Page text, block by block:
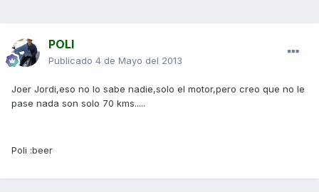
POLI
Publicado 4 de Mayo del 2013
Joer Jordi,eso no lo sabe nadie,solo el motor,pero creo que no le
pase nada son solo 70 kms.....
Poli :beer